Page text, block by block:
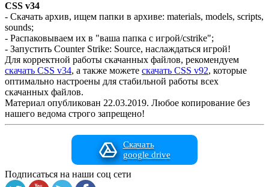
CSS v34
- Скачать архив, ищем папки в архиве: materials, models, scripts,
sounds;
- Распаковываем их в "ваша папка с игрой/cstrike";
- Запустить Counter Strike: Source, наслаждаться игрой!
Для корректной работы скачанных файлов, рекомендуем
скачать CSS v34, а также можете скачать CSS v92, которые
оптимально настроены для стабильной работы всех
скачанных файлов.
Материал опубликован 22.03.2019. Любое копирование без
нашего ведома строго запрещено!
Скачать
google drive
Подписаться на наши соц сети